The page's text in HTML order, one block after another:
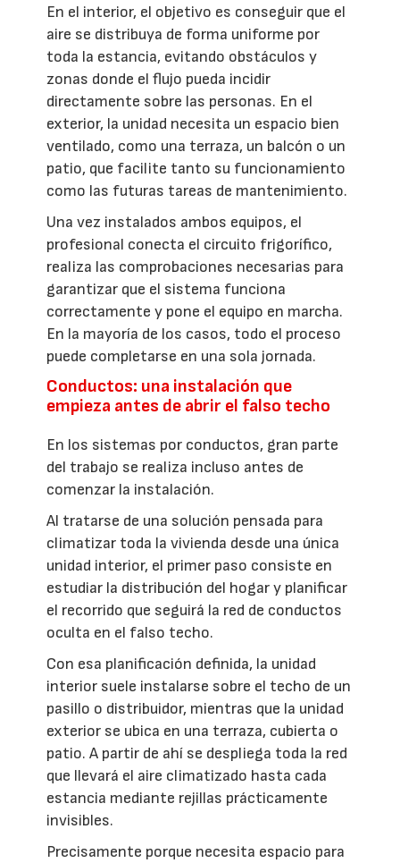
En el interior, el objetivo es conseguir que el
aire se distribuya de forma uniforme por
toda la estancia, evitando obstáculos y
zonas donde el flujo pueda incidir
directamente sobre las personas. En el
exterior, la unidad necesita un espacio bien
ventilado, como una terraza, un balcón o un
patio, que facilite tanto su funcionamiento
como las futuras tareas de mantenimiento.
Una vez instalados ambos equipos, el
profesional conecta el circuito frigorífico,
realiza las comprobaciones necesarias para
garantizar que el sistema funciona
correctamente y pone el equipo en marcha.
En la mayoría de los casos, todo el proceso
puede completarse en una sola jornada.
Conductos: una instalación que
empieza antes de abrir el falso techo
En los sistemas por conductos, gran parte
del trabajo se realiza incluso antes de
comenzar la instalación.
Al tratarse de una solución pensada para
climatizar toda la vivienda desde una única
unidad interior, el primer paso consiste en
estudiar la distribución del hogar y planificar
el recorrido que seguirá la red de conductos
oculta en el falso techo.
Con esa planificación definida, la unidad
interior suele instalarse sobre el techo de un
pasillo o distribuidor, mientras que la unidad
exterior se ubica en una terraza, cubierta o
patio. A partir de ahí se despliega toda la red
que llevará el aire climatizado hasta cada
estancia mediante rejillas prácticamente
invisibles.
Precisamente porque necesita espacio para